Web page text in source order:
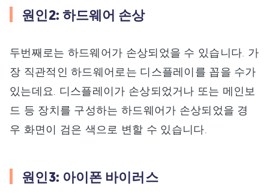
원인2: 하드웨어 손상
두번째로는 하드웨어가 손상되었을 수 있습니다. 가
장 직관적인 하드웨어로는 디스플레이를 꼽을 수가
있는데요. 디스플레이가 손상되었거나 또는 메인보
드 등 장치를 구성하는 하드웨어가 손상되었을 경
우 화면이 검은 색으로 변할 수 있습니다.
원인3: 아이폰 바이러스